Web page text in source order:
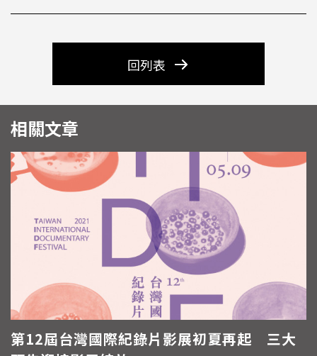
回列表
相關文章
第12屆台灣國際紀錄片影展初夏再起 三大